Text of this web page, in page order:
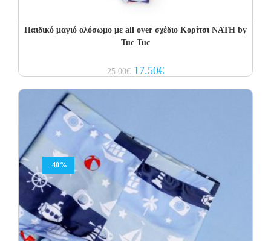
Παιδικό μαγιό ολόσωμο με all over σχέδιο Κορίτσι NATH by
Tuc Tuc
25.00€ Original
price
17.50€Current
price
-40%